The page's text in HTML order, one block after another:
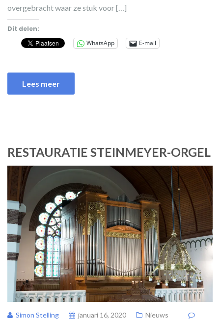
overgebracht waar ze stuk voor […]
Dit delen:
WhatsApp
E-mail
Lees meer
RESTAURATIE STEINMEYER-ORGEL
Simon Stelling januari 16, 2020
Nieuws